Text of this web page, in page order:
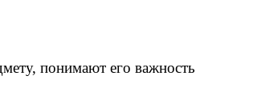
понимают его важность